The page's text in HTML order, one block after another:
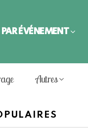
PAR ÉVÈNEMENT
Autres